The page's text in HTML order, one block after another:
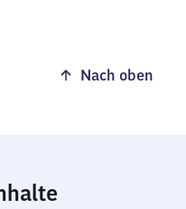
Nach oben